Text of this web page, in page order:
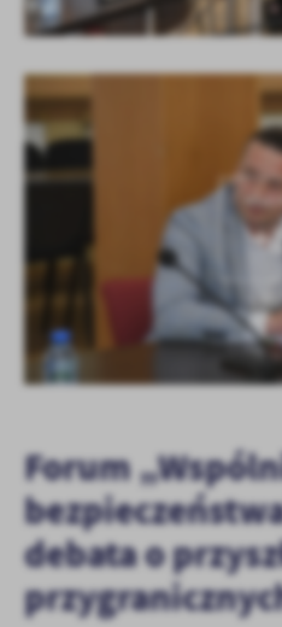
Forum
debata o